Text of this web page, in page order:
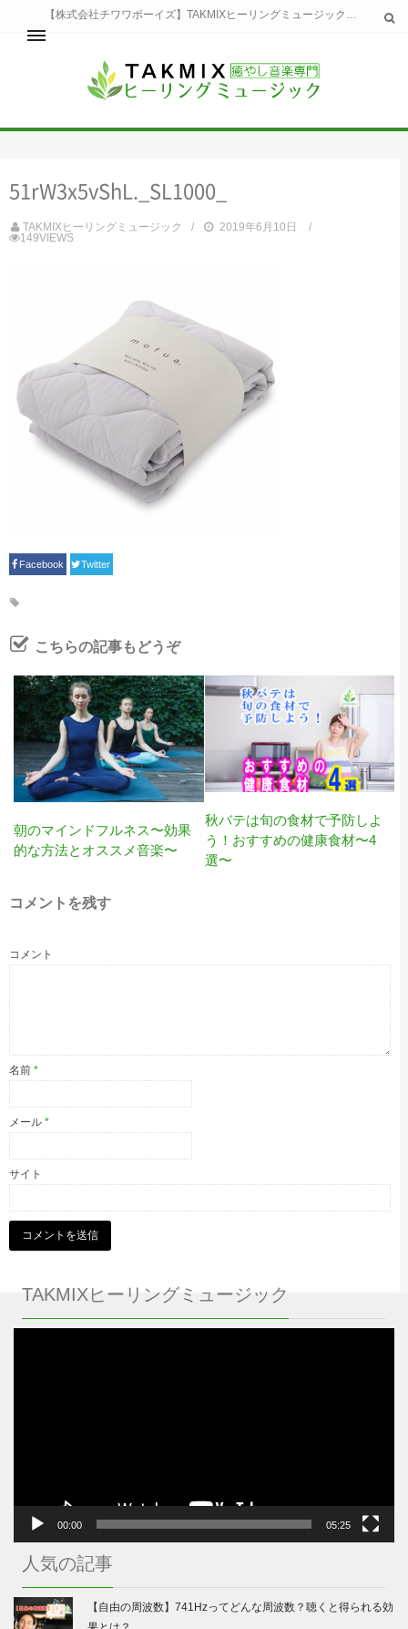
【株式会社チワワボーイズ】TAKMIXヒーリングミュージックへようこそ。TAKMIXヒーリングミュージックは貴方に特別な癒やしの時間をご提供致します。
ホーム
睡眠
美容
51rW3x5vShL._SL1000_
TAKMIXヒーリングミュージック
2019年6月10日
149VIEWS
Facebook Twitter
こちらの記事もどうぞ
朝のマインドフルネス〜効果
的な方法とオススメ音楽〜
秋バテは旬の食材で予防しよ
う！おすすめの健康食材〜4
選〜
コメントを残す
コメント
名前 *
メール *
サイト
TAKMIXヒーリングミュージック
00:00 05:25
人気の記事
【自由の周波数】741Hzってどんな周波数？聴くと得られる効